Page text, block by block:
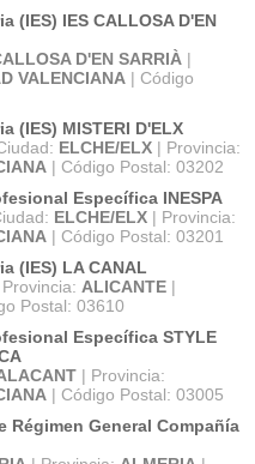
(IES) IES CALLOSA D'EN
D'EN SARRIÀ |
VALENCIANA | Código
(IES) MISTERI D'ELX
ELCHE/ELX | Provincia:
| Código Postal: 03202
Específica INESPA
ELCHE/ELX | Provincia:
| Código Postal: 03201
(IES) LA CANAL
Provincia: ALICANTE |
Postal: 03610
Específica STYLE
| Provincia:
| Código Postal: 03005
Régimen General Compañía